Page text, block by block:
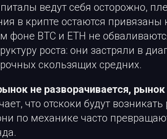
ведут себя осторожно,
в крипте остаются привязаны
фоне BTC и ETH не
роста: они застряли в
скользящих средних.
не разворачивается, рынок
что отскоки будут возникать
по механике часто